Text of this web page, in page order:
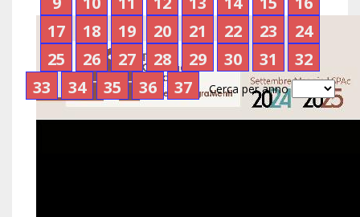
17
18 19 20 21 22 23
24
25
26 27 28 29 30 31
32
33
34 35 36 37 Cerca per anno